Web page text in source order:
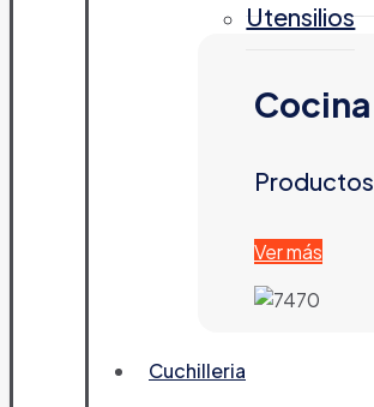
Utensilios
Cocina
Productos
Ver más
Cuchilleria